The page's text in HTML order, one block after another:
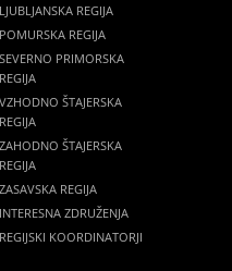
LJUBLJANSKA REGIJA
POMURSKA REGIJA
SEVERNO PRIMORSKA
REGIJA
VZHODNO ŠTAJERSKA
REGIJA
ZAHODNO ŠTAJERSKA
REGIJA
ZASAVSKA REGIJA
INTERESNA ZDRUŽENJA
REGIJSKI KOORDINATORJI